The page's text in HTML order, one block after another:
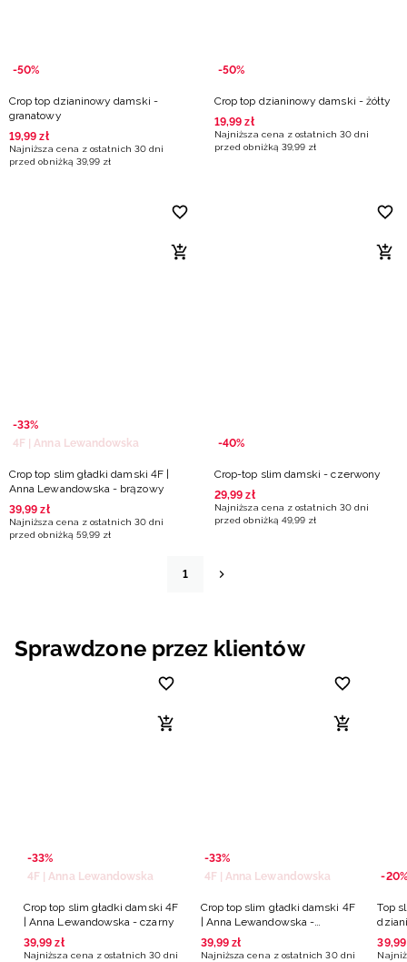
-50%
Crop top dzianinowy damski -
granatowy
19,99 zł
Najniższa cena z ostatnich 30 dni
przed obniżką 39,99 zł
-50%
Crop top dzianinowy damski - żółty
19,99 zł
Najniższa cena z ostatnich 30 dni
przed obniżką 39,99 zł
-33%
4F | Anna Lewandowska
Crop top slim gładki damski 4F |
Anna Lewandowska - brązowy
39,99 zł
Najniższa cena z ostatnich 30 dni
przed obniżką 59,99 zł
-40%
Crop-top slim damski - czerwony
29,99 zł
Najniższa cena z ostatnich 30 dni
przed obniżką 49,99 zł
1
Sprawdzone przez klientów
-33%
4F | Anna Lewandowska
Crop top slim gładki damski 4F
| Anna Lewandowska - czarny
39,99 zł
Najniższa cena z ostatnich 30 dni
-33%
4F | Anna Lewandowska
Crop top slim gładki damski 4F
| Anna Lewandowska -
brązowy
39,99 zł
Najniższa cena z ostatnich 30 dni
-20%
Top
39,99